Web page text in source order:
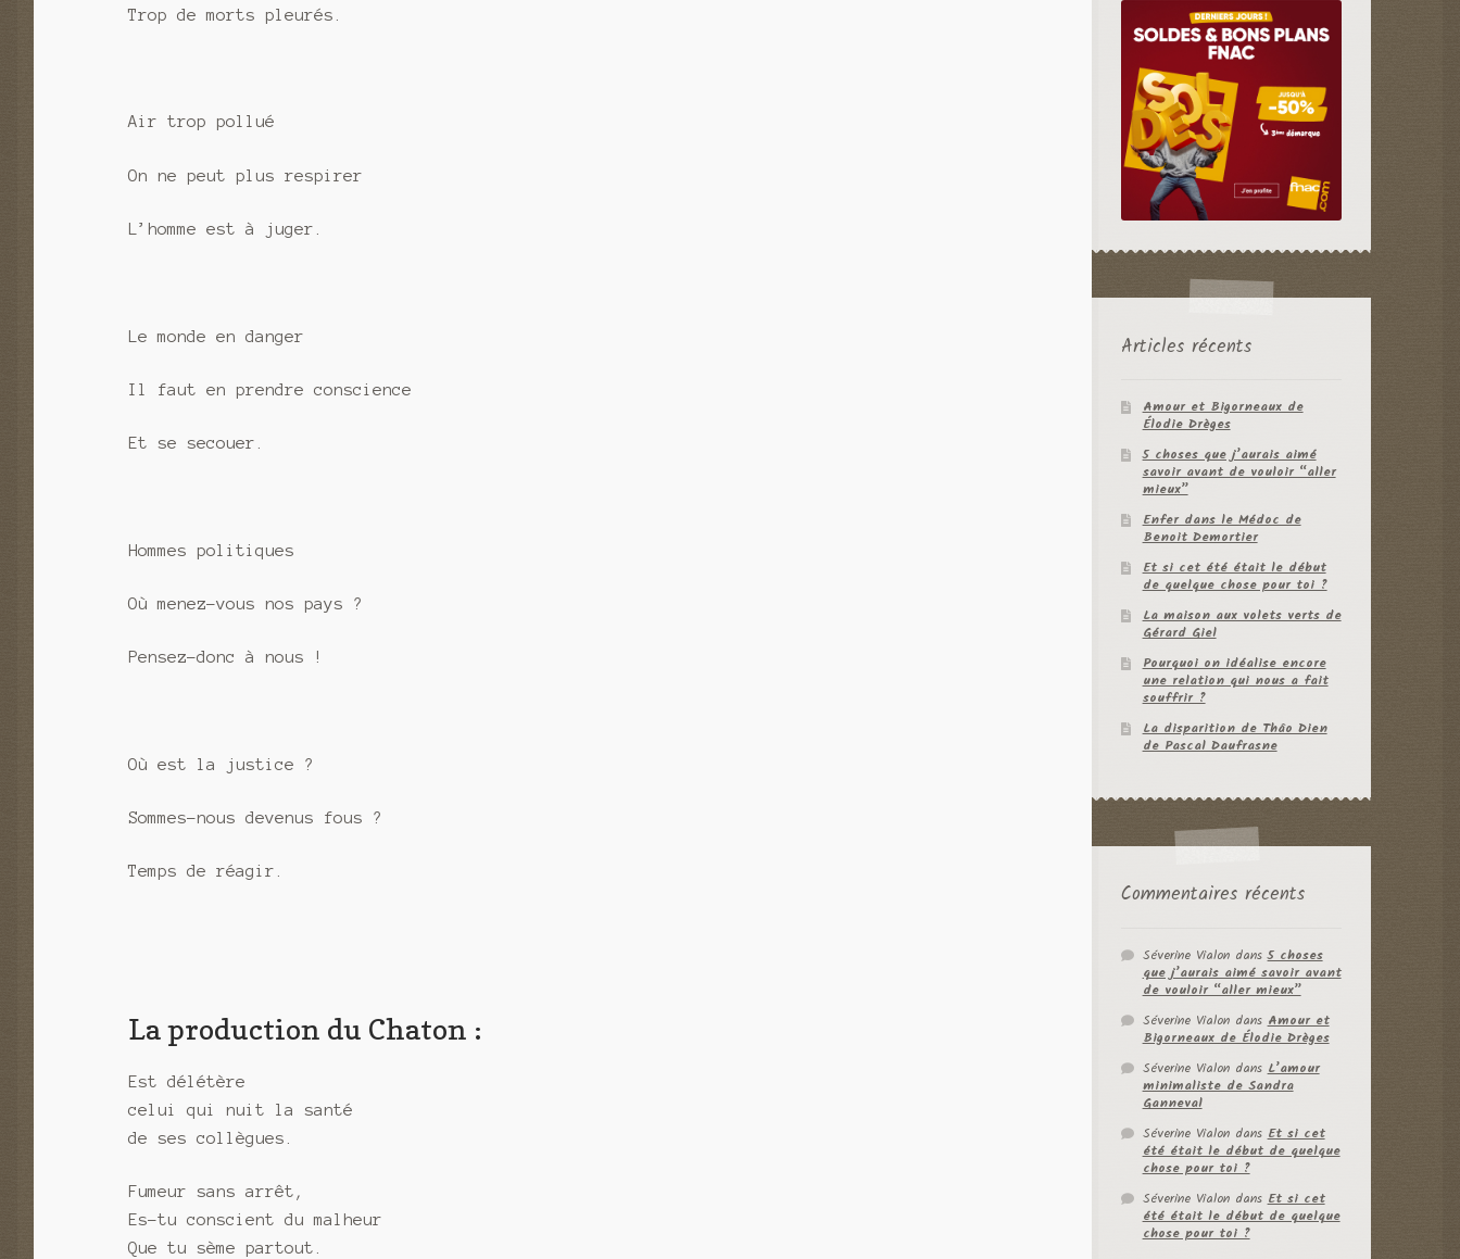
Trop de morts pleurés.
Air trop pollué
On ne peut plus respirer
L’homme est à juger.
Le monde en danger
Il faut en prendre conscience
Et se secouer.
Hommes politiques
Où menez-vous nos pays ?
Pensez-donc à nous !
Où est la justice ?
Sommes-nous devenus fous ?
Temps de réagir.
La production du Chaton :
Est délétère
celui qui nuit la santé
de ses collègues.
Fumeur sans arrêt,
Es-tu conscient du malheur
Que tu sème partout.
Articles récents
Amour et Bigorneaux de
Élodie Drèges
5 choses que j’aurais aimé
savoir avant de vouloir “aller
mieux”
Enfer dans le Médoc de
Benoit Demortier
Et si cet été était le début
de quelque chose pour toi ?
La maison aux volets verts de
Gérard Giel
Pourquoi on idéalise encore
une relation qui nous a fait
souffrir ?
La disparition de Thâo Dien
de Pascal Daufrasne
Commentaires récents
Séverine Vialondans5 choses
que j’aurais aimé savoir avant
de vouloir “aller mieux”
Séverine VialondansAmour et
Bigorneaux de Élodie Drèges
Séverine VialondansL’amour
minimaliste de Sandra
Ganneval
Séverine VialondansEt si cet
été était le début de quelque
chose pour toi ?
Séverine VialondansEt si cet
été était le début de quelque
chose pour toi ?